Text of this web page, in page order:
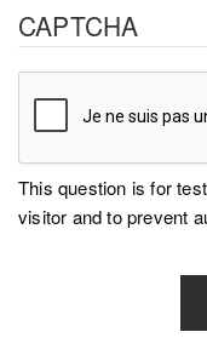
CAPTCHA
This question is for
visitor and to prevent